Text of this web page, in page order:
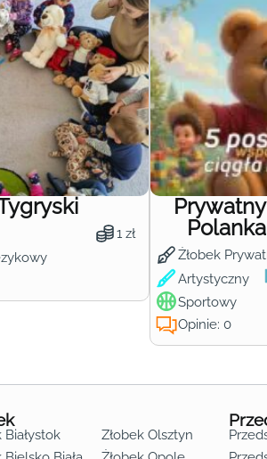
1 zł
Żłobek
Artystyczny
Sportowy
Opinie: 0
Białystok
Żłobek Olsztyn